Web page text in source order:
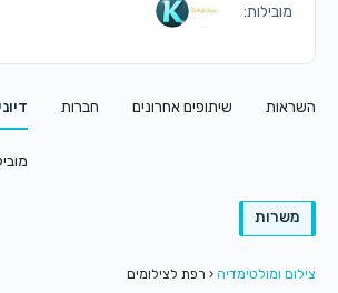
מובילות:
השראות שיתופים אחרונים חברות
משרות
צילום ומולטימדיה ‹ רפת לצילומים